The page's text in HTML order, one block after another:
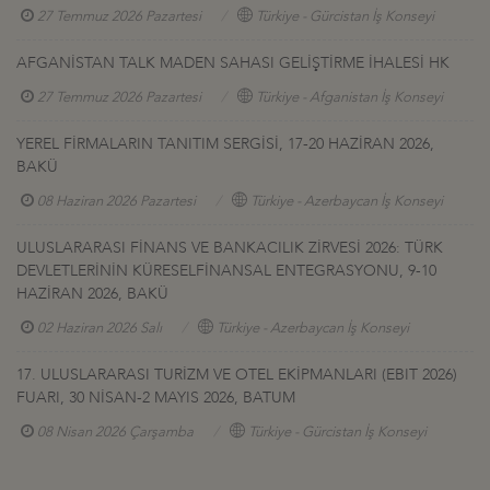
27 Temmuz 2026 Pazartesi Türkiye - Gürcistan İş Konseyi
AFGANİSTAN TALK MADEN SAHASI GELİŞTİRME İHALESİ HK
27 Temmuz 2026 Pazartesi Türkiye - Afganistan İş Konseyi
YEREL FİRMALARIN TANITIM SERGİSİ, 17-20 HAZİRAN 2026,
BAKÜ
08 Haziran 2026 Pazartesi Türkiye - Azerbaycan İş Konseyi
ULUSLARARASI FİNANS VE BANKACILIK ZİRVESİ 2026: TÜRK
DEVLETLERİNİN KÜRESELFİNANSAL ENTEGRASYONU, 9-10
HAZİRAN 2026, BAKÜ
02 Haziran 2026 Salı Türkiye - Azerbaycan İş Konseyi
17. ULUSLARARASI TURİZM VE OTEL EKİPMANLARI (EBIT 2026)
FUARI, 30 NİSAN-2 MAYIS 2026, BATUM
08 Nisan 2026 Çarşamba Türkiye - Gürcistan İş Konseyi